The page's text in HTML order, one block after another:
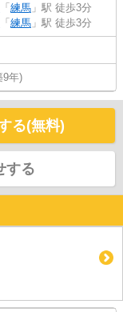
「 練馬 」駅 徒歩3分
「 練馬 」駅 徒歩3分
9年)
る(無料)
する